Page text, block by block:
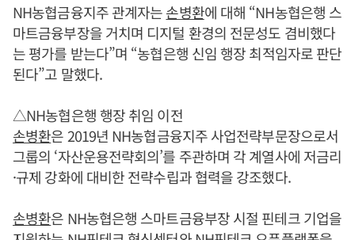
NH농협금융지주 관계자는손병환에 대해 “NH농협은행 스
마트금융부장을 거치며 디지털 환경의 전문성도 겸비했다
는 평가를 받는다”며 “농협은행 신임 행장 최적임자로 판단
된다”고 말했다.
△NH농협은행 행장 취임 이전
손병환은 2019년 NH농협금융지주 사업전략부문장으로서
그룹의 ‘자산운용전략회의’를 주관하며 각 계열사에 저금리
·규제 강화에 대비한 전략수립과 협력을 강조했다.
손병환은 NH농협은행 스마트금융부장 시절 핀테크 기업을